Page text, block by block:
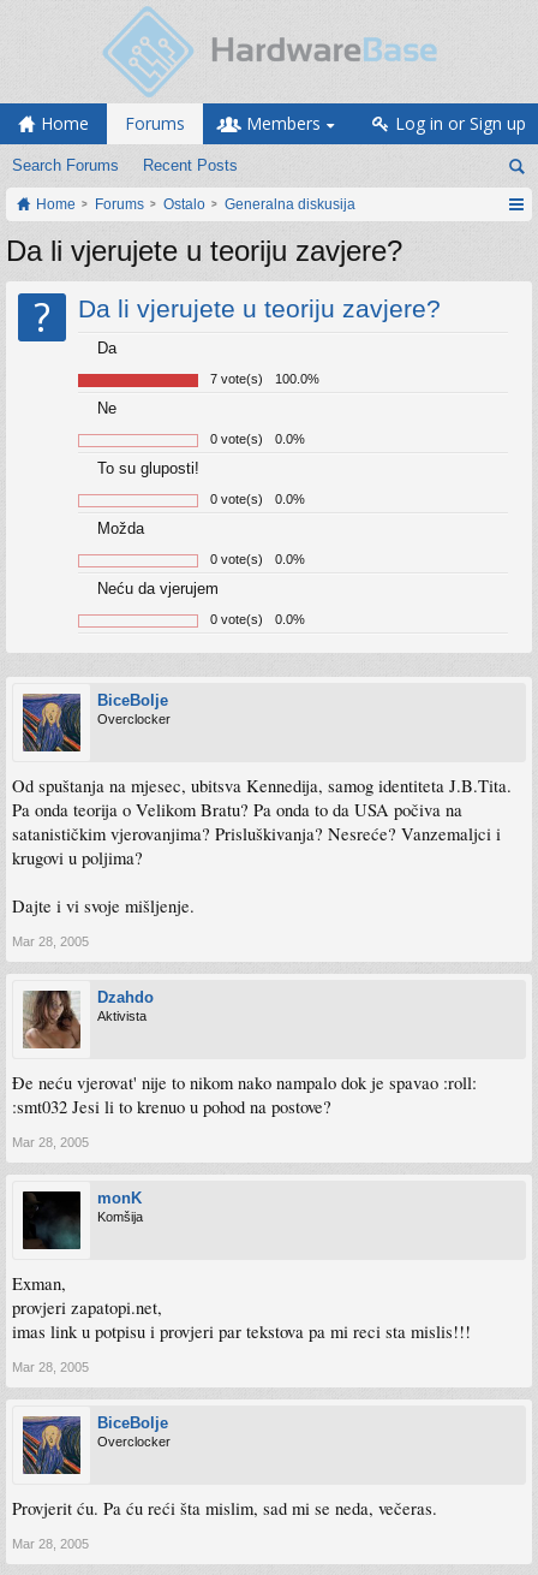
Home Forums
Search Forums Recent Posts
Members Log in or Sign up
Home Forums Ostalo Generalna diskusija
Da li vjerujete u teoriju zavjere?
? Da li vjerujete u teoriju zavjere?
Da
7 vote(s) 100.0%
Ne
0 vote(s) 0.0%
To su gluposti!
0 vote(s) 0.0%
Možda
0 vote(s) 0.0%
Neću da vjerujem
0 vote(s) 0.0%
BiceBolje
Overclocker
Od spuštanja na mjesec, ubitsva Kennedija, samog identiteta J.B.Tita.
Pa onda teorija o Velikom Bratu? Pa onda to da USA počiva na
satanističkim vjerovanjima? Prisluškivanja? Nesreće? Vanzemaljci i
krugovi u poljima?
Dajte i vi svoje mišljenje.
Mar 28, 2005
Dzahdo
Aktivista
Đe neću vjerovat' nije to nikom nako nampalo dok je spavao :roll:
:smt032 Jesi li to krenuo u pohod na postove?
Mar 28, 2005
monK
Komšija
Exman,
provjeri zapatopi.net,
imas link u potpisu i provjeri par tekstova pa mi reci sta mislis!!!
Mar 28, 2005
BiceBolje
Overclocker
Provjerit ću. Pa ću reći šta mislim, sad mi se neda, večeras.
Mar 28, 2005